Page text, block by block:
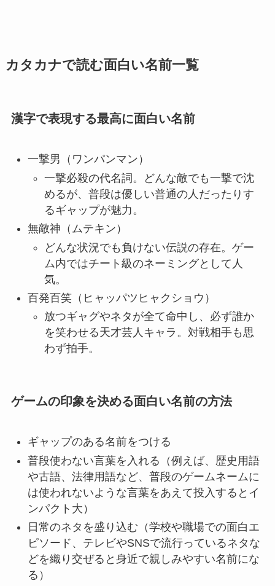
カタカナで読む面白い名前一覧
漢字で表現する最高に面白い名前
一撃男（ワンパンマン）
一撃必殺の代名詞。どんな敵でも一撃で沈
めるが、普段は優しい普通の人だったりす
るギャップが魅力。
無敵神（ムテキン）
どんな状況でも負けない伝説の存在。ゲー
ム内ではチート級のネーミングとして人
気。
百発百笑（ヒャッパツヒャクショウ）
放つギャグやネタが全て命中し、必ず誰か
を笑わせる天才芸人キャラ。対戦相手も思
わず拍手。
ゲームの印象を決める面白い名前の方法
ギャップのある名前をつける
普段使わない言葉を入れる（例えば、歴史用語
や古語、法律用語など、普段のゲームネームに
は使われないような言葉をあえて投入するとイ
ンパクト大）
日常のネタを盛り込む（学校や職場での面白エ
ピソード、テレビやSNSで流行っているネタな
どを織り交ぜると身近で親しみやすい名前にな
る）